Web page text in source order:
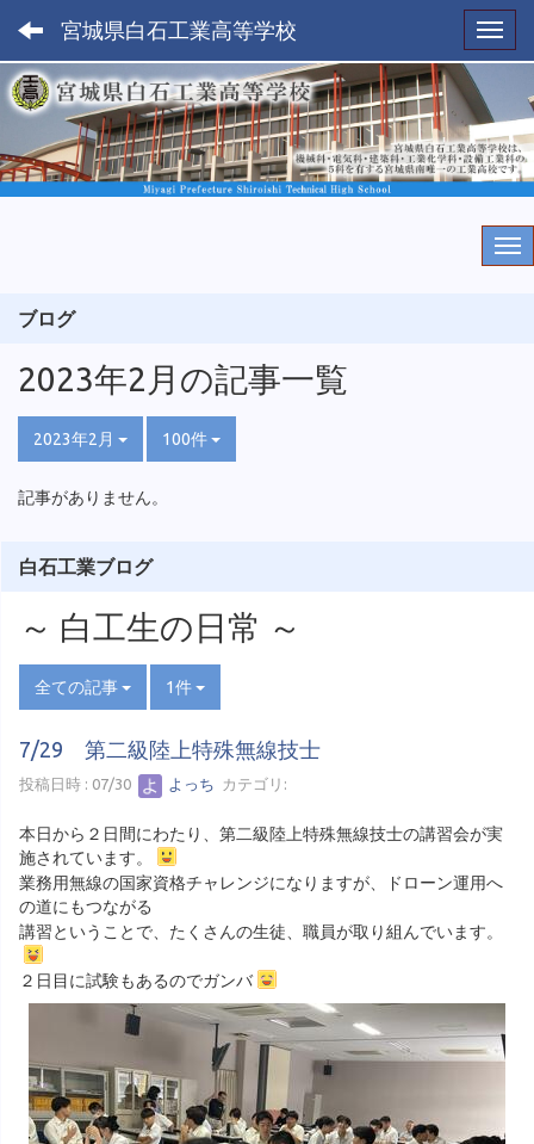
宮城県白石工業高等学校
ブログ
2023年2月の記事一覧
2023年2月 100件
記事がありません。
白石工業ブログ
～ 白工生の日常 ～
全ての記事 1件
7/29 第二級陸上特殊無線技士
投稿日時 : 07/30 よっち カテゴリ:
本日から２日間にわたり、第二級陸上特殊無線技士の講習会が実
施されています。
業務用無線の国家資格チャレンジになりますが、ドローン運用へ
の道にもつながる
講習ということで、たくさんの生徒、職員が取り組んでいます。
２日目に試験もあるのでガンバ